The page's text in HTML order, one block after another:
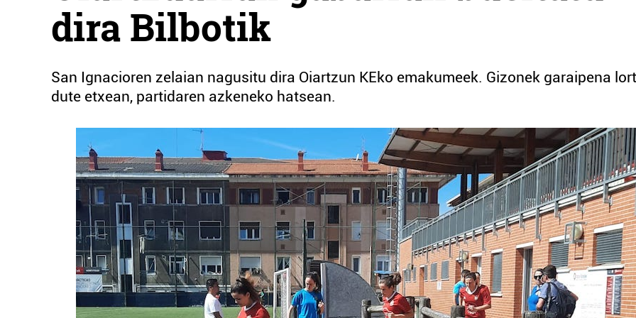
dira Bilbotik
San Ignacioren zelaian nagusitu dira Oiartzun KEko emakumeek. Gizonek garaipena
dute etxean, partidaren azkeneko hatsean.